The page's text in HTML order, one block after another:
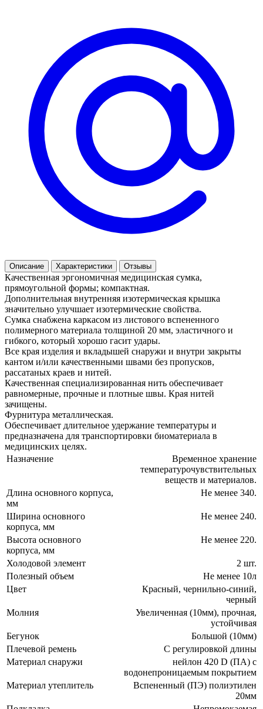
Описание Характеристики Отзывы
Качественная эргономичная медицинская сумка,
прямоугольной формы; компактная.
Дополнительная внутренняя изотермическая крышка
значительно улучшает изотермические свойства.
Сумка снабжена каркасом из листового вспененного
полимерного материала толщиной 20 мм, эластичного и
гибкого, который хорошо гасит удары.
Все края изделия и вкладышей снаружи и внутри закрыты
кантом и/или качественными швами без пропусков,
рассатаных краев и нитей.
Качественная специализированная нить обеспечивает
равномерные, прочные и плотные швы. Края нитей
зачищены.
Фурнитура металлическая.
Обеспечивает длительное удержание температуры и
предназначена для транспортировки биоматериала в
медицинских целях.
Назначение
Временное хранение
температурочувствительных
веществ и материалов.
Длина основного корпуса,
мм
Не менее 340.
Ширина основного
корпуса, мм
Не менее 240.
Высота основного
корпуса, мм
Не менее 220.
Холодовой элемент
2 шт.
Полезный объем
Не менее 10л
Цвет
Красный, чернильно-синий,
черный
Молния
Увеличенная (10мм), прочная,
устойчивая
Бегунок
Большой (10мм)
Плечевой ремень
С регулировкой длины
Материал снаружи
нейлон 420 D (ПА) с
водонепроницаемым покрытием
Материал утеплитель
Вспененный (ПЭ) полиэтилен
20мм